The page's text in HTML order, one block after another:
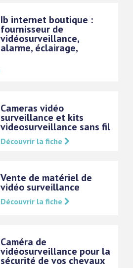
Ib internet boutique :
fournisseur de
vidéosurveillance,
alarme, éclairage,
Cameras vidéo
surveillance et kits
videosurveillance sans fil
Découvrir la fiche
Vente de matériel de
vidéo surveillance
Découvrir la fiche
Caméra de
vidéosurveillance pour la
sécurité de vos chevaux